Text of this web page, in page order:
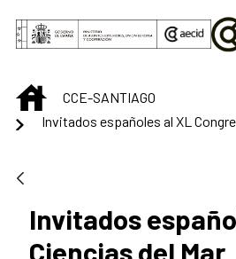
Saut au contenu principal
INICIOCCE-SANTIAGO
Invitados
Ciencias del Mar